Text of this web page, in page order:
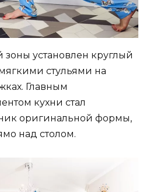
установлен круглый
стульями на
Главным
кухни стал
оригинальной формы,
над столом.